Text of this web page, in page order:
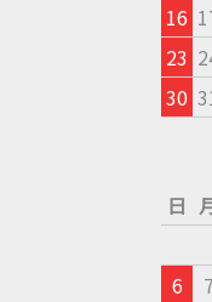
16
23
30
日
6
7